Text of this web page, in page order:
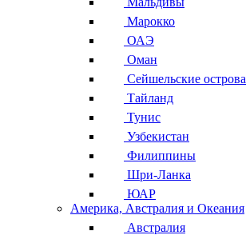
Марокко
ОАЭ
Оман
Сейшельские острова
Тайланд
Тунис
Узбекистан
Филиппины
Шри-Ланка
ЮАР
Америка, Австралия и Океания
Австралия